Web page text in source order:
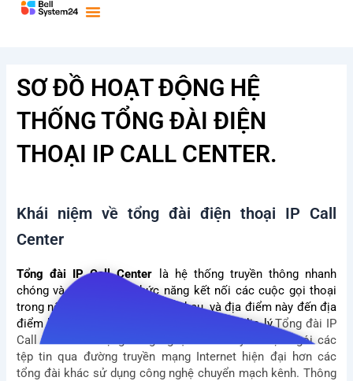
SƠ ĐỒ HOẠT ĐỘNG HỆ
THỐNG TỔNG ĐÀI ĐIỆN
THOẠI IP CALL CENTER.
Khái niệm về tổng đài điện thoại IP Call
Center
Tổng đài IP Call Center là hệ thống truyền thông nhanh
chóng và tiện ích, có chức năng kết nối các cuộc gọi thoại
trong nội bộ doanh nghiệp với nhau, và địa điểm này đến địa
điểm khác mà không bị hạn chế bởi vị trí địa lý.Tổng đài IP
Call Center sử dụng công nghệ VoIP chuyển mạch gói các
tệp tin qua đường truyền mạng Internet hiện đại hơn các
tổng đài khác sử dụng công nghệ chuyển mạch kênh. Thông